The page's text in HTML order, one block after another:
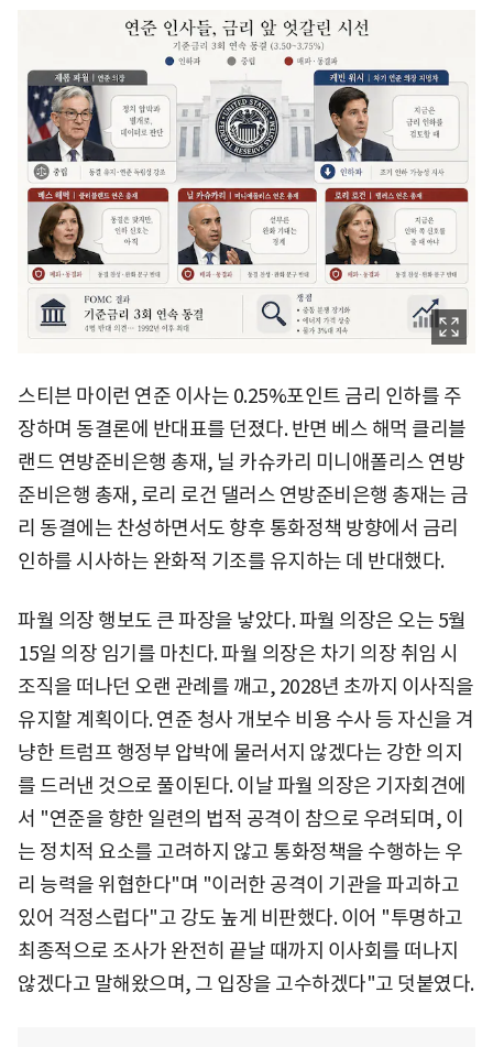
스티븐 마이런 연준 이사는 0.25%포인트 금리 인하를 주
장하며 동결론에 반대표를 던졌다. 반면 베스 해먹 클리블
랜드 연방준비은행 총재, 닐 카슈카리 미니애폴리스 연방
준비은행 총재, 로리 로건 댈러스 연방준비은행 총재는 금
리 동결에는 찬성하면서도 향후 통화정책 방향에서 금리
인하를 시사하는 완화적 기조를 유지하는 데 반대했다.
파월 의장 행보도 큰 파장을 낳았다. 파월 의장은 오는 5월
15일 의장 임기를 마친다. 파월 의장은 차기 의장 취임 시
조직을 떠나던 오랜 관례를 깨고, 2028년 초까지 이사직을
유지할 계획이다. 연준 청사 개보수 비용 수사 등 자신을 겨
냥한 트럼프 행정부 압박에 물러서지 않겠다는 강한 의지
를 드러낸 것으로 풀이된다. 이날 파월 의장은 기자회견에
서 "연준을 향한 일련의 법적 공격이 참으로 우려되며, 이
는 정치적 요소를 고려하지 않고 통화정책을 수행하는 우
리 능력을 위협한다"며 "이러한 공격이 기관을 파괴하고
있어 걱정스럽다"고 강도 높게 비판했다. 이어 "투명하고
최종적으로 조사가 완전히 끝날 때까지 이사회를 떠나지
않겠다고 말해왔으며, 그 입장을 고수하겠다"고 덧붙였다.